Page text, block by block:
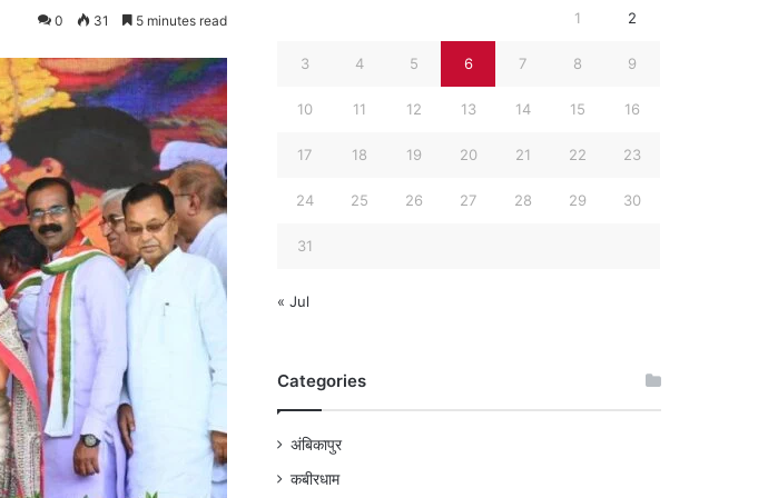
0 31 5 minutes read 1 2
3 4 5 6 7 8 9
10 11 12 13 14 15 16
17 18 19 20 21 22 23
24 25 26 27 28 29 30
31
« Jul
Categories
अंबिकापुर
कबीरधाम